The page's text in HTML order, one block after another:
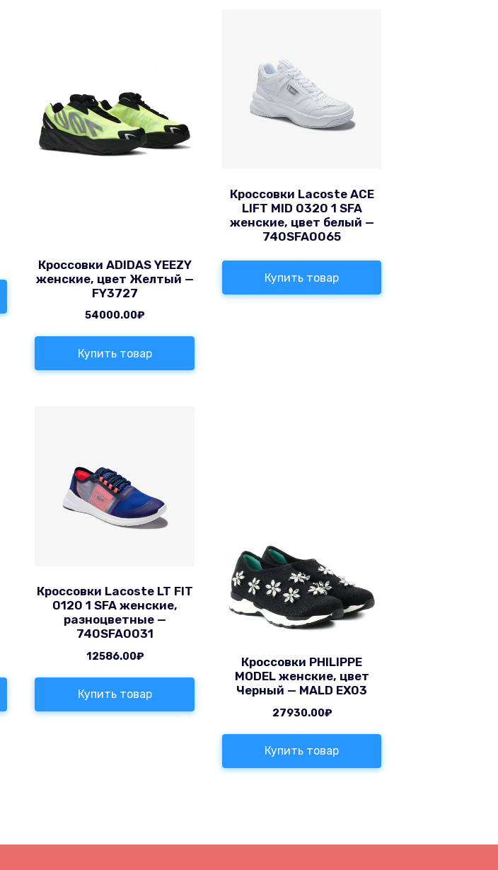
Кроссовки ADIDAS YEEZY
женские, цвет Желтый —
FY3727
54000.00₽
Купить товар
Кроссовки Lacoste ACE
LIFT MID 0320 1 SFA
женские, цвет белый —
740SFA0065
Купить товар
Кроссовки Lacoste LT FIT
0120 1 SFA женские,
разноцветные —
740SFA0031
12586.00₽
Купить товар
Кроссовки PHILIPPE
MODEL женские, цвет
Черный — MALD EX03
27930.00₽
Купить товар